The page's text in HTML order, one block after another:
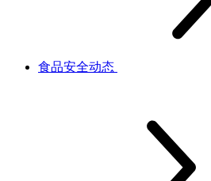
食品安全动态